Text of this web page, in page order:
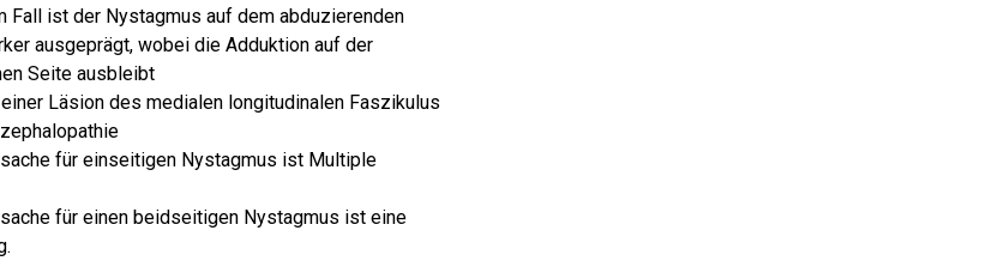
Fall ist der Nystagmus auf dem abduzierenden
ausgeprägt, wobei die Adduktion auf der
Seite ausbleibt
Läsion des medialen longitudinalen Faszikulus
für einseitigen Nystagmus ist Multiple
für einen beidseitigen Nystagmus ist eine